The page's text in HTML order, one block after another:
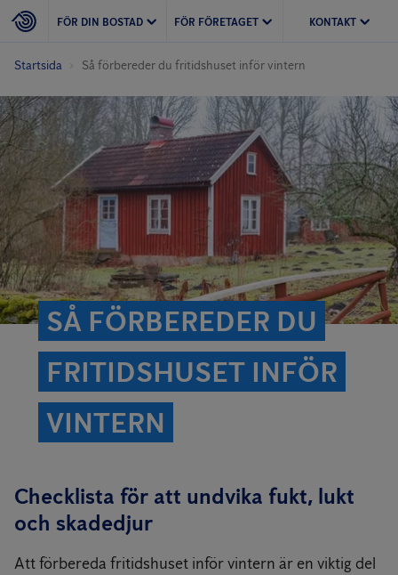
FÖR DIN BOSTAD FÖR FÖRETAGET KONTAKT
Startsida Så förbereder du fritidshuset inför vintern
SÅ FÖRBEREDER DU
FRITIDSHUSET INFÖR
VINTERN
Checklista för att undvika fukt, lukt
och skadedjur
Att förbereda fritidshuset inför vintern är en viktig del